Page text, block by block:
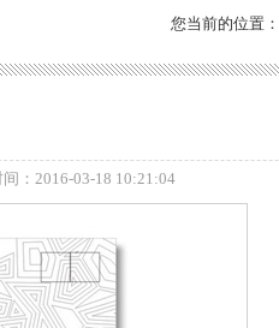
您当前的位置：
：2016-03-18 10:21:04